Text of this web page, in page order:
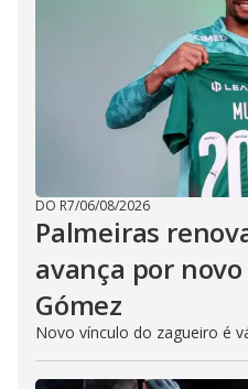
DO R7/06/08/2026
Palmeiras
avança por
Gómez
Novo vínculo do zagueiro é